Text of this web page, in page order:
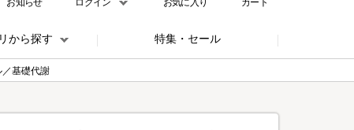
から探す 特集・セール
基礎代謝